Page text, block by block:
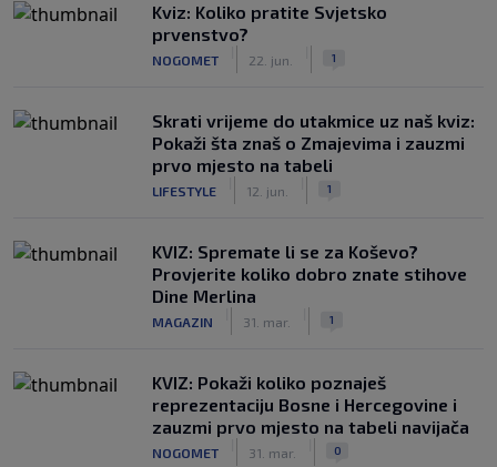
Kviz: Koliko pratite Svjetsko
prvenstvo?
NOGOMET 22. jun. 1
Skrati vrijeme do utakmice uz naš kviz:
Pokaži šta znaš o Zmajevima i zauzmi
prvo mjesto na tabeli
LIFESTYLE 12. jun. 1
KVIZ: Spremate li se za Koševo?
Provjerite koliko dobro znate stihove
Dine Merlina
MAGAZIN 31. mar. 1
KVIZ: Pokaži koliko poznaješ
reprezentaciju Bosne i Hercegovine i
zauzmi prvo mjesto na tabeli navijača
NOGOMET 31. mar. 0